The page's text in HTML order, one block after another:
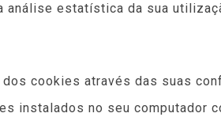
estatística da sua
cookies através das suas
instalados no seu computador